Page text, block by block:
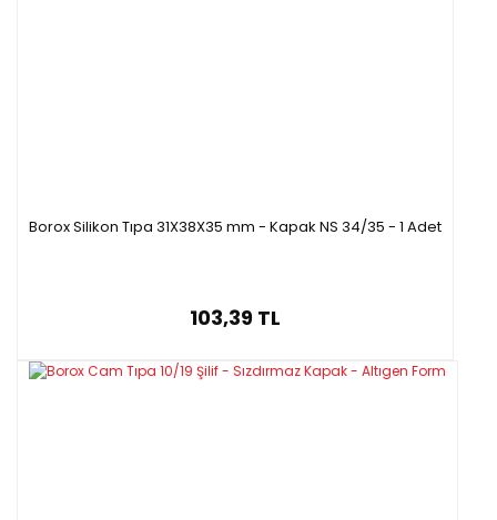
Borox Silikon Tıpa 31X38X35 mm - Kapak NS 34/35 - 1 Adet
103,39 TL